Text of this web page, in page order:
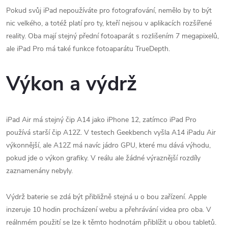
Pokud svůj ‌iPad‌ nepoužíváte pro fotografování, nemělo by to být
nic velkého, a totéž platí pro ty, kteří nejsou v aplikacích rozšířené
reality. Oba mají stejný přední fotoaparát s rozlišením 7 megapixelů,
ale ‌iPad Pro‌ má také funkce fotoaparátu TrueDepth.
Výkon a výdrž
‌iPad Air‌ má stejný čip A14 jako iPhone 12‌, zatímco iPad Pro‌
používá starší čip A12Z. V testech Geekbench vyšla A14 iPadu Air‌
výkonnější, ale A12Z má navíc jádro GPU, které mu dává výhodu,
pokud jde o výkon grafiky. V reálu ale žádné výraznější rozdíly
zaznamenány nebyly.
Výdrž baterie se zdá být přibližně stejná u o bou zařízení‌. Apple
inzeruje 10 hodin procházení webu a přehrávání videa pro oba. V
reálnmém použití se lze k těmto hodnotám přiblížit u obou tabletů.